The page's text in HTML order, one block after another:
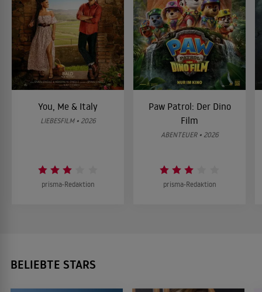
You, Me & Italy
LIEBESFILM • 2026
prisma-Redaktion
Paw Patrol: Der Dino
Film
ABENTEUER • 2026
prisma-Redaktion
BELIEBTE STARS